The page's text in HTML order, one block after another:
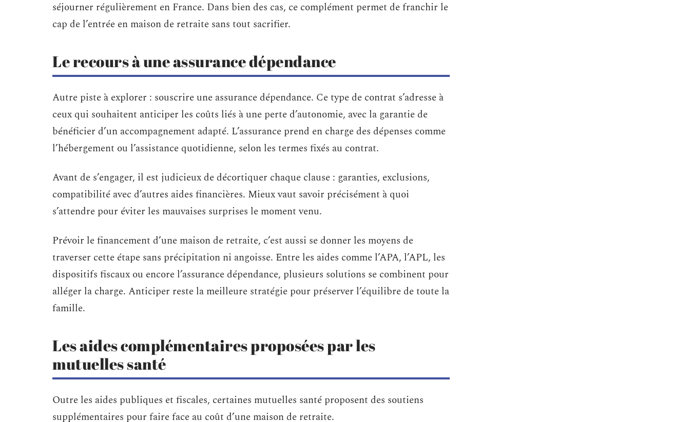
séjourner régulièrement en France. Dans bien des cas, ce complément permet de franchir le
cap de l’entrée en maison de retraite sans tout sacrifier.
Le recours à une assurance dépendance
Autre piste à explorer : souscrire une assurance dépendance. Ce type de contrat s’adresse à
ceux qui souhaitent anticiper les coûts liés à une perte d’autonomie, avec la garantie de
bénéficier d’un accompagnement adapté. L’assurance prend en charge des dépenses comme
l’hébergement ou l’assistance quotidienne, selon les termes fixés au contrat.
Avant de s’engager, il est judicieux de décortiquer chaque clause : garanties, exclusions,
compatibilité avec d’autres aides financières. Mieux vaut savoir précisément à quoi
s’attendre pour éviter les mauvaises surprises le moment venu.
Prévoir le financement d’une maison de retraite, c’est aussi se donner les moyens de
traverser cette étape sans précipitation ni angoisse. Entre les aides comme l’APA, l’APL, les
dispositifs fiscaux ou encore l’assurance dépendance, plusieurs solutions se combinent pour
alléger la charge. Anticiper reste la meilleure stratégie pour préserver l’équilibre de toute la
famille.
Les aides complémentaires proposées par les
mutuelles santé
Outre les aides publiques et fiscales, certaines mutuelles santé proposent des soutiens
supplémentaires pour faire face au coût d’une maison de retraite.